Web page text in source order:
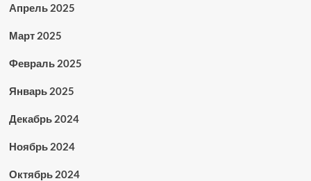
Апрель 2025
Март 2025
Февраль 2025
Январь 2025
Декабрь 2024
Ноябрь 2024
Октябрь 2024